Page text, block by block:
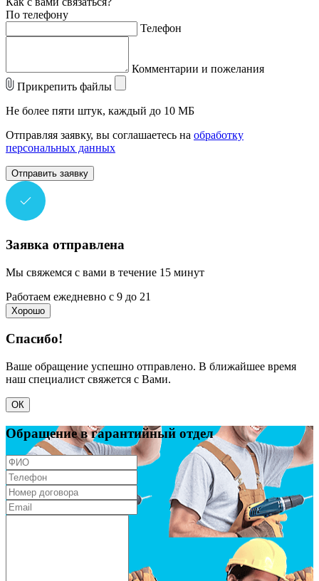
По телефону
Телефон
Комментарии и пожелания
Прикрепить файлы
Не более пяти штук, каждый до 10 МБ
Отправляя заявку, вы соглашаетесь на обработку
персональных данных
Отправить заявку
Заявка отправлена
Мы свяжемся с вами в течение 15 минут
Работаем ежедневно с 9 до 21
Хорошо
Спасибо!
Ваше обращение успешно отправлено. В ближайшее время
наш специалист свяжется с Вами.
ОК
Обращение в гарантийный отдел